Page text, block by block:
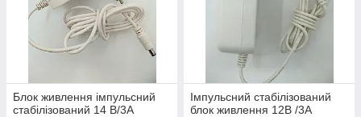
Блок живлення імпульсний
стабілізований 14 В/3A
Імпульсний стабілізований
блок живлення 12В /3A